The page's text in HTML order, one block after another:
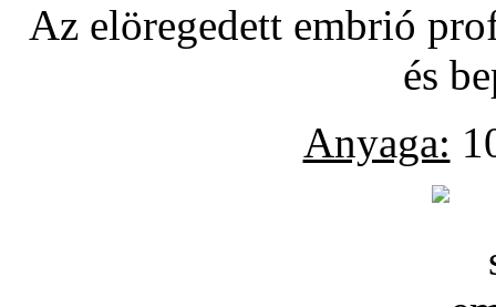
Az elöregedett embrió
és
Anyaga: